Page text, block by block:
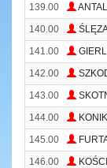
139.00
140.00
141.00
142.00
143.00
144.00
145.00
146.00